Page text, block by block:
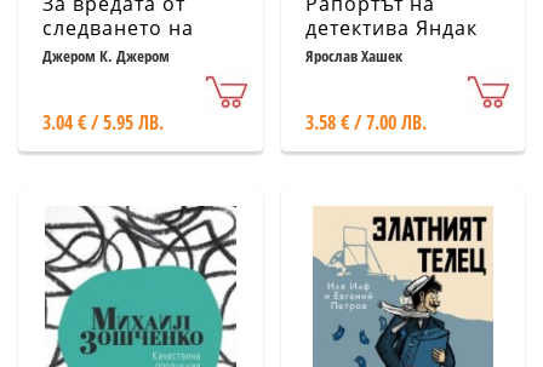
следването на
чужди съвети
Джером К. Джером
3.04 € / 5.95 ЛВ.
детектива Яндак
Ярослав Хашек
3.58 € / 7.00 ЛВ.